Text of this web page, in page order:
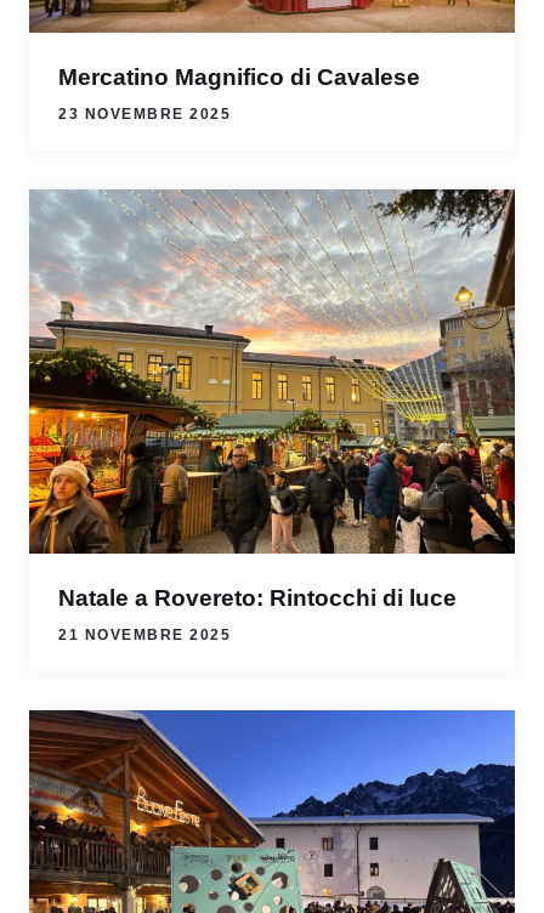
Mercatino Magnifico di Cavalese
23 NOVEMBRE 2025
Natale a Rovereto: Rintocchi di luce
21 NOVEMBRE 2025